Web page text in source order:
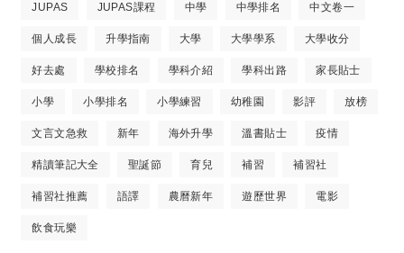
JUPAS JUPAS課程 中學 中學排名 中文卷一
個人成長 升學指南 大學 大學學系 大學收分
好去處 學校排名 學科介紹 學科出路 家長貼士
小學 小學排名 小學練習 幼稚園 影評 放榜
文言文急救 新年 海外升學 溫書貼士 疫情
精讀筆記大全 聖誕節 育兒 補習 補習社
補習社推薦 語譯 農曆新年 遊歷世界 電影
飲食玩樂